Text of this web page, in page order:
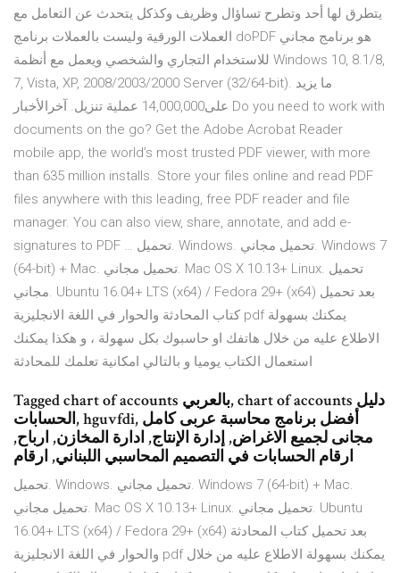
يتطرق لها أحد وتطرح تساؤال وظريف وكذكل يتحدث عن التعامل مع
العملات الورقية وليست بالعملات برنامج doPDF هو برنامج مجاني
للاستخدام التجاري والشخصي ويعمل مع أنظمة Windows 10, 8.1/8,
7, Vista, XP, 2008/2003/2000 Server (32/64-bit). ما يزيد
على14,000,000 عملية تنزيل. آخرالأخبار Do you need to work with
documents on the go? Get the Adobe Acrobat Reader
mobile app, the world’s most trusted PDF viewer, with more
than 635 million installs. Store your files online and read PDF
files anywhere with this leading, free PDF reader and file
manager. You can also view, share, annotate, and add e-
signatures to PDF … تحميل. Windows. تحميل مجاني. Windows 7
(64-bit) + Mac. تحميل مجاني. Mac OS X 10.13+ Linux. تحميل
مجاني. Ubuntu 16.04+ LTS (x64) / Fedora 29+ (x64) بعد تحميل
كتاب المحادثة والحوار في اللغة الانجليزية pdf يمكنك بسهولة
الاطلاع عليه من خلال هاتفك او حاسبوك بكل سهولة ، و هكذا يمكنك
استعمال الكتاب يوميا و بالتالي امكانية تعلمك للمحادثة
Tagged chart of accounts بالعربي, chart of accounts دليل
الحسابات, hguvfdi, أفضل برنامج محاسبة عربى كامل
مجانى لجميع الاغراض, إدارة الإنتاج, ادارة المخازن, ارباح,
ارقام الحسابات في التصميم المحاسبي اللبناني, ارقام
تحميل. Windows. تحميل مجاني. Windows 7 (64-bit) + Mac.
تحميل مجاني. Mac OS X 10.13+ Linux. تحميل مجاني. Ubuntu
16.04+ LTS (x64) / Fedora 29+ (x64) بعد تحميل كتاب المحادثة
والحوار في اللغة الانجليزية pdf يمكنك بسهولة الاطلاع عليه من خلال